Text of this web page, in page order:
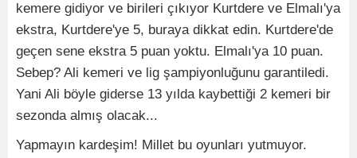
kemere gidiyor ve birileri çıkıyor Kurtdere ve Elmalı'ya
ekstra, Kurtdere'ye 5, buraya dikkat edin. Kurtdere'de
geçen sene ekstra 5 puan yoktu. Elmalı'ya 10 puan.
Sebep? Ali kemeri ve lig şampiyonluğunu garantiledi.
Yani Ali böyle giderse 13 yılda kaybettiği 2 kemeri bir
sezonda almış olacak...
Yapmayın kardeşim! Millet bu oyunları yutmuyor.